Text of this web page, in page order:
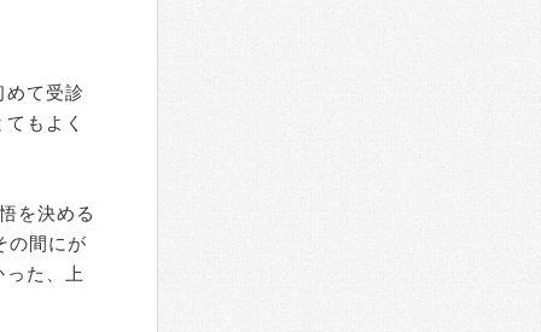
めて受診
もよく
を決める
の間にが
た、上